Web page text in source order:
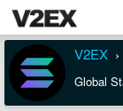
V2EX ›
Global